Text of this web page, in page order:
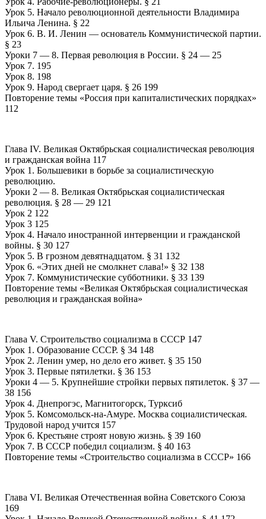
Урок 5. Начало революционной деятельности Владимира
Ильича Ленина. § 22
Урок 6. В. И. Ленин — основатель Коммунистической партии.
§ 23
Уроки 7 — 8. Первая революция в России. § 24 — 25
Урок 7. 195
Урок 8. 198
Урок 9. Народ свергает царя. § 26 199
Повторение темы «Россия при капиталистических порядках»
112
Глава IV. Великая Октябрьская социалистическая революция
и гражданская война 117
Урок 1. Большевики в борьбе за социалистическую
революцию.
Уроки 2 — 8. Великая Октябрьская социалистическая
революция. § 28 — 29 121
Урок 2 122
Урок 3 125
Урок 4. Начало иностранной интервенции и гражданской
войны. § 30 127
Урок 5. В грозном девятнадцатом. § 31 132
Урок 6. «Этих дней не смолкнет слава!» § 32 138
Урок 7. Коммунистические субботники. § 33 139
Повторение темы «Великая Октябрьская социалистическая
революция и гражданская война»
Глава V. Строительство социализма в СССР 147
Урок 1. Образование СССР. § 34 148
Урок 2. Ленин умер, но дело его живет. § 35 150
Урок 3. Первые пятилетки. § 36 153
Уроки 4 — 5. Крупнейшие стройки первых пятилеток. § 37 —
38 156
Урок 4. Днепрогэс, Магнитогорск, Турксиб
Урок 5. Комсомольск-на-Амуре. Москва социалистическая.
Трудовой народ учится 157
Урок 6. Крестьяне строят новую жизнь. § 39 160
Урок 7. В СССР победил социализм. § 40 163
Повторение темы «Строительство социализма в СССР» 166
Глава VI. Великая Отечественная война Советского Союза
169